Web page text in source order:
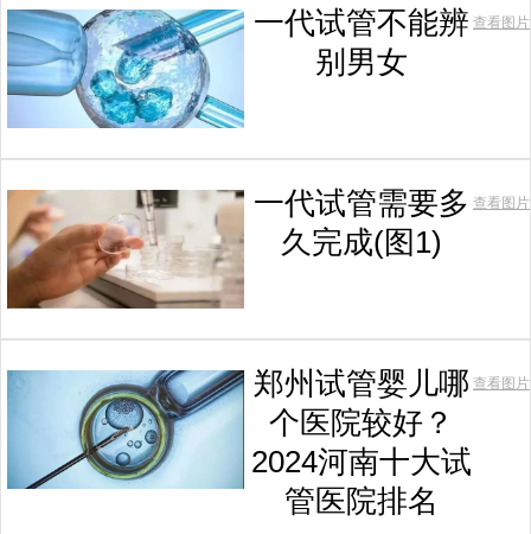
一代试管不能辨
别男女
查看图片
一代试管需要多
久完成(图1)
查看图片
郑州试管婴儿哪
个医院较好？
2024河南十大试
管医院排名
查看图片